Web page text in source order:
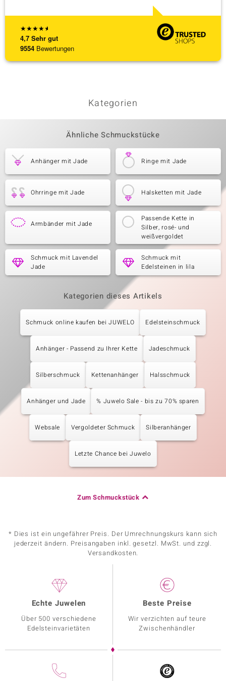
★★★★★
4,7 Sehr gut
9554 Bewertungen
Kategorien
Ähnliche Schmuckstücke
Anhänger mit Jade Ringe mit Jade
Ohrringe mit Jade Halsketten mit Jade
Armbänder mit Jade
Passende Kette in
Silber, rosé- und
weißvergoldet
Schmuck mit Lavendel
Jade
Schmuck mit
Edelsteinen in lila
Kategorien dieses Artikels
Schmuck online kaufen bei JUWELO Edelsteinschmuck
Anhänger - Passend zu Ihrer Kette Jadeschmuck
Silberschmuck Kettenanhänger Halsschmuck
Anhänger und Jade % Juwelo Sale - bis zu 70% sparen
Websale Vergoldeter Schmuck Silberanhänger
Letzte Chance bei Juwelo
Zum Schmuckstück
* Dies ist ein ungefährer Preis. Der Umrechnungskurs kann sich
jederzeit ändern. Preisangaben inkl. gesetzl. MwSt. und zzgl.
Versandkosten.
Echte Juwelen
Über 500 verschiedene
Edelsteinvarietäten
Beste Preise
Wir verzichten auf teure
Zwischenhändler